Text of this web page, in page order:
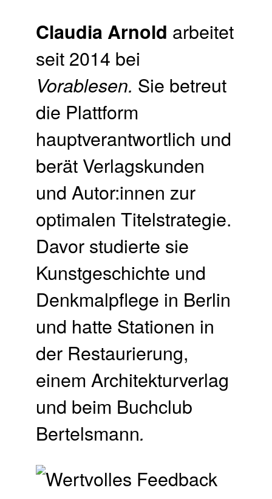
Claudia Arnold arbeitet
seit 2014 bei
Vorablesen. Sie betreut
die Plattform
hauptverantwortlich und
berät Verlagskunden
und Autor:innen zur
optimalen Titelstrategie.
Davor studierte sie
Kunstgeschichte und
Denkmalpflege in Berlin
und hatte Stationen in
der Restaurierung,
einem Architekturverlag
und beim Buchclub
Bertelsmann.